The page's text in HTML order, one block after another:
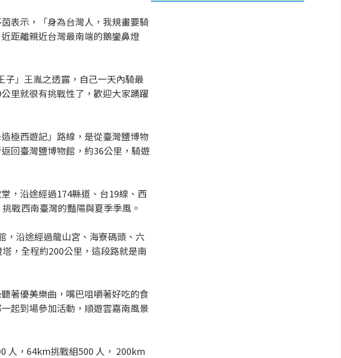
表示，「身為台灣人，我規畫要騎
距離親近台灣最南端的鵝鑾鼻燈
」王胤之透露，自己一天內騎最
里就很有挑戰性了，歡迎大家踴躍
極西遊記」路線，是從臺灣鹽博物
回臺灣鹽博物館，約36公里，騎遊
，沿途經過174縣道、台19線、西
戰西南臺灣的豔陽與夏季季風。
，沿途經過龍山宮、海寮碼頭、六
，全程約200公里，這段路就是南
著優美樂曲，嘴巴咀嚼著好吃的食
起到場參加活動，順遊雲嘉南風景
人，64km挑戰組500 人， 200km